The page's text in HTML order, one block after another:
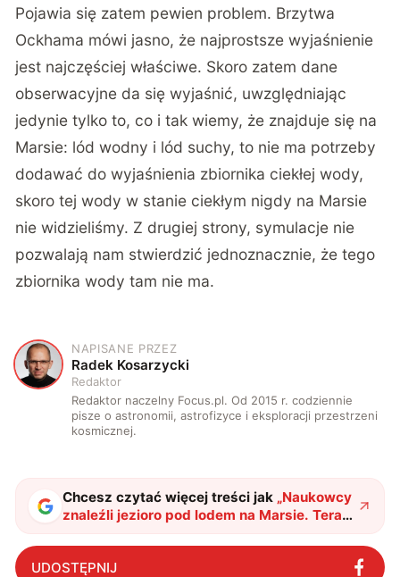
Pojawia się zatem pewien problem. Brzytwa
Ockhama mówi jasno, że najprostsze wyjaśnienie
jest najczęściej właściwe. Skoro zatem dane
obserwacyjne da się wyjaśnić, uwzględniając
jedynie tylko to, co i tak wiemy, że znajduje się na
Marsie: lód wodny i lód suchy, to nie ma potrzeby
dodawać do wyjaśnienia zbiornika ciekłej wody,
skoro tej wody w stanie ciekłym nigdy na Marsie
nie widzieliśmy. Z drugiej strony, symulacje nie
pozwalają nam stwierdzić jednoznacznie, że tego
zbiornika wody tam nie ma.
R
NAPISANE PRZEZ
Radek Kosarzycki
Redaktor
Redaktor naczelny Focus.pl. Od 2015 r. codziennie
pisze o astronomii, astrofizyce i eksploracji przestrzeni
kosmicznej.
Chcesz czytać więcej treści jak „Naukowcy
znaleźli jezioro pod lodem na Marsie. Teraz
pojawił się pewien problem"?
UDOSTĘPNIJ